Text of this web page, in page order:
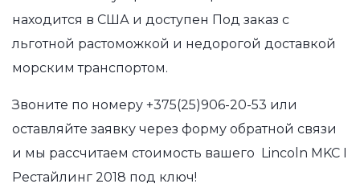
находится в США и доступен Под заказ с
льготной растоможкой и недорогой доставкой
морским транспортом.
Звоните по номеру +375(25)906-20-53 или
оставляйте заявку через форму обратной связи
и мы рассчитаем стоимость вашего Lincoln MKC I
Рестайлинг 2018 под ключ!